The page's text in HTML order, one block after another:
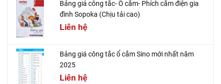
Bảng giá công tắc- Ổ cắm- Phích cắm điện gia
đình Sopoka (Chịu tải cao)
Liên hệ
Bảng giá công tắc ổ cắm Sino mới nhất năm
2025
Liên hệ